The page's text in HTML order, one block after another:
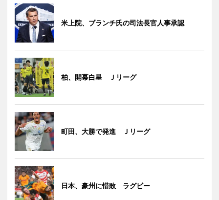
米上院、ブランチ氏の司法長官人事承認
柏、開幕白星 Ｊリーグ
町田、大勝で発進 Ｊリーグ
日本、豪州に惜敗 ラグビー